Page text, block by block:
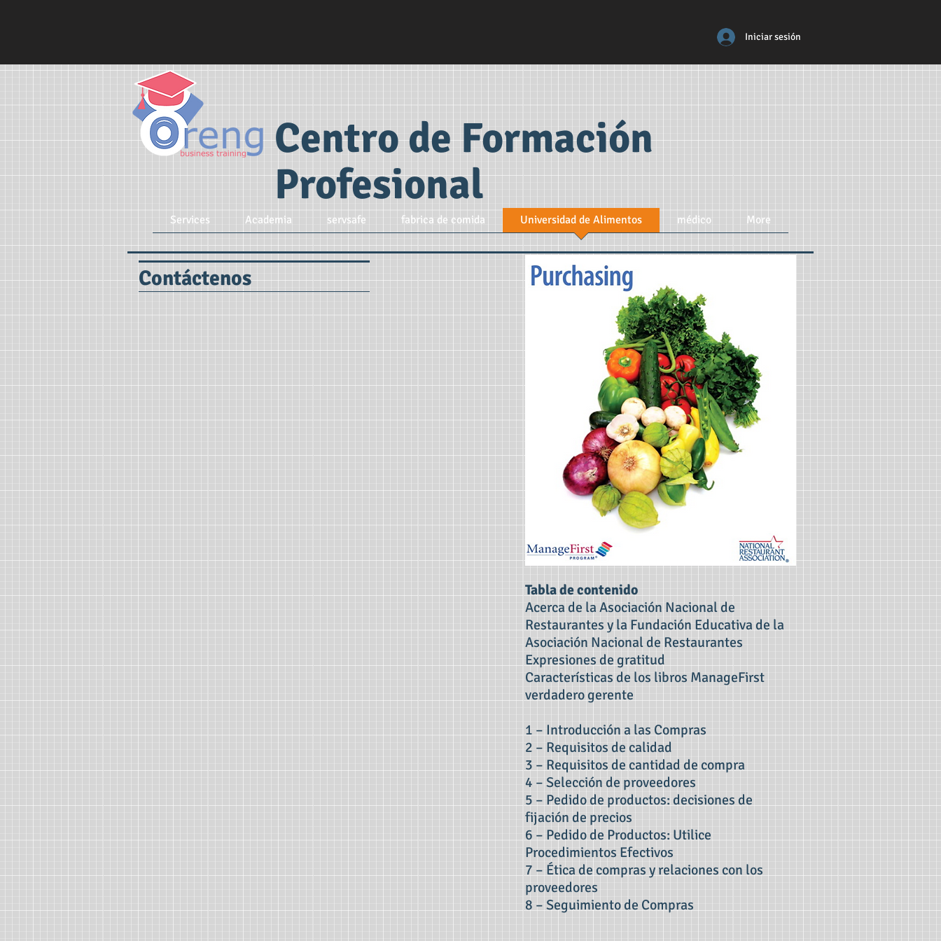
Iniciar sesión
Centro de Formación
Profesional
Services Academia servsafe fabrica de comida Universidad de Alimentos médico More
Contáctenos
Tabla de contenido
Acerca de la Asociación Nacional de
Restaurantes y la Fundación Educativa de la
Asociación Nacional de Restaurantes
Expresiones de gratitud
Características de los libros ManageFirst
verdadero gerente
1 – Introducción a las Compras
2 – Requisitos de calidad
3 – Requisitos de cantidad de compra
4 – Selección de proveedores
5 – Pedido de productos: decisiones de
fijación de precios
6 – Pedido de Productos: Utilice
Procedimientos Efectivos
7 – Ética de compras y relaciones con los
proveedores
8 – Seguimiento de Compras